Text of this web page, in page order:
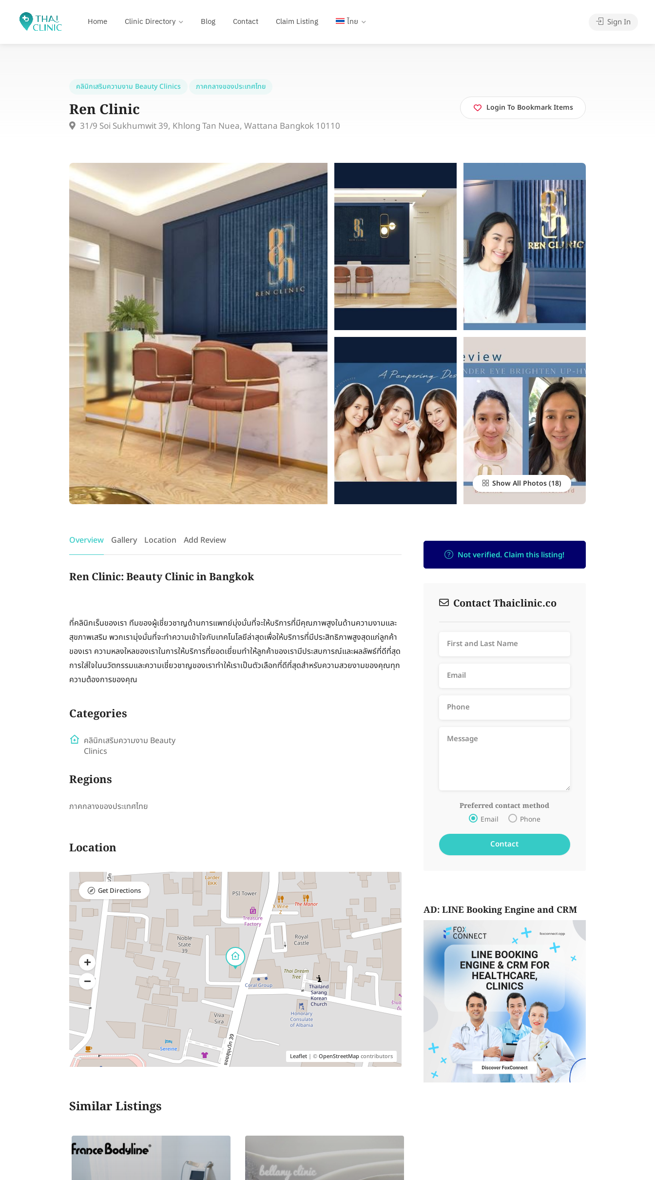
Home Clinic Directory Blog Contact Claim Listing ไทย Sign In
คลินิกเสริมความงาม Beauty Clinics ภาคกลางของประเทศไทย
Ren Clinic
31/9 Soi Sukhumwit 39, Khlong Tan Nuea, Wattana Bangkok 10110
Login To Bookmark Items
Show All Photos
Overview Gallery Location Add Review
Ren Clinic: Beauty Clinic in Bangkok
ที่คลินิกเร็นของเรา ทีมของผู้เชี่ยวชาญด้านการแพทย์มุ่งมั่นที่จะให้บริการที่มีคุณภาพสูงในด้านความงามและ
สุขภาพเสริม พวกเรามุ่งมั่นที่จะทำความเข้าใจกับเทคโนโลยีล่าสุดเพื่อให้บริการที่มีประสิทธิภาพสูงสุดแก่ลูกค้า
ของเรา ความหลงใหลของเราในการให้บริการที่ยอดเยี่ยมทำให้ลูกค้าของเรามีประสบการณ์และผลลัพธ์ที่ดีที่สุด
การใส่ใจในนวัตกรรมและความเชี่ยวชาญของเราทำให้เราเป็นตัวเลือกที่ดีที่สุดสำหรับความสวยงามของคุณทุก
ความต้องการของคุณ
Categories
คลินิกเสริมความงาม Beauty
Clinics
Regions
ภาคกลางของประเทศไทย
Location
Leaflet| ©OpenStreetMapcontributors
Get Directions
Similar Listings
Not verified. Claim this listing!
Contact Thaiclinic.co
Preferred contact method
Email Phone
AD: LINE Booking Engine and CRM